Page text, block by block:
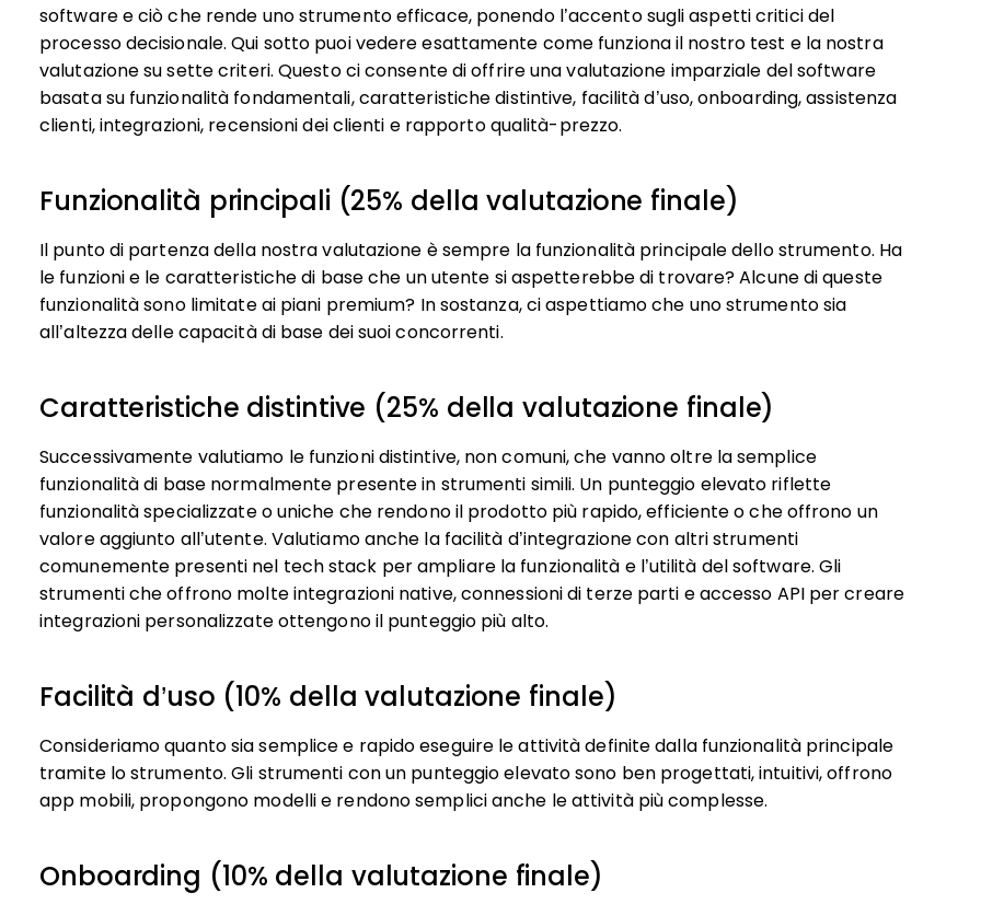
software e ciò che rende uno strumento efficace, ponendo l’accento sugli aspetti critici del
processo decisionale. Qui sotto puoi vedere esattamente come funziona il nostro test e la nostra
valutazione su sette criteri. Questo ci consente di offrire una valutazione imparziale del software
basata su funzionalità fondamentali, caratteristiche distintive, facilità d’uso, onboarding, assistenza
clienti, integrazioni, recensioni dei clienti e rapporto qualità-prezzo.
Funzionalità principali (25% della valutazione finale)
Il punto di partenza della nostra valutazione è sempre la funzionalità principale dello strumento. Ha
le funzioni e le caratteristiche di base che un utente si aspetterebbe di trovare? Alcune di queste
funzionalità sono limitate ai piani premium? In sostanza, ci aspettiamo che uno strumento sia
all’altezza delle capacità di base dei suoi concorrenti.
Caratteristiche distintive (25% della valutazione finale)
Successivamente valutiamo le funzioni distintive, non comuni, che vanno oltre la semplice
funzionalità di base normalmente presente in strumenti simili. Un punteggio elevato riflette
funzionalità specializzate o uniche che rendono il prodotto più rapido, efficiente o che offrono un
valore aggiunto all’utente. Valutiamo anche la facilità d’integrazione con altri strumenti
comunemente presenti nel tech stack per ampliare la funzionalità e l’utilità del software. Gli
strumenti che offrono molte integrazioni native, connessioni di terze parti e accesso API per creare
integrazioni personalizzate ottengono il punteggio più alto.
Facilità d’uso (10% della valutazione finale)
Consideriamo quanto sia semplice e rapido eseguire le attività definite dalla funzionalità principale
tramite lo strumento. Gli strumenti con un punteggio elevato sono ben progettati, intuitivi, offrono
app mobili, propongono modelli e rendono semplici anche le attività più complesse.
Onboarding (10% della valutazione finale)